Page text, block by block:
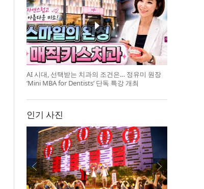
AI 시대, 선택받는 치과의 조건은… 정유미 원장
‘Mini MBA for Dentists’ 단독 특강 개최
인기 사진